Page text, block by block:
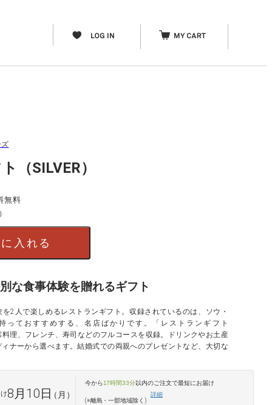
（SILVER）
無料
入れる
な食事体験を贈れるギフト
2人で楽しめるレストランギフト。収録されているのは、ソウ・
っておすすめする、名店ばかりです。「レストランギフト
料理、フレンチ、寿司などのフルコースを収録。ドリンクやお土産
ナーから選べます。結婚式での両親へのプレゼントなど、大切な
8月10日 （月）
今から17時間33分以内のご注文で最短にお届け
(※離島・一部地域除く)
詳細